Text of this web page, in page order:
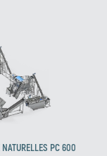
NATURELLES PC 600